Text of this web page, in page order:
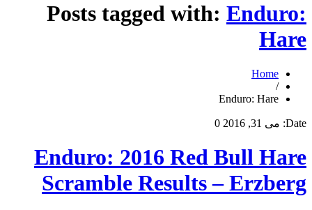
Posts tagged with: Enduro:
Hare
Home
/
Enduro: Hare
Date: می 31, 2016 0
Enduro: 2016 Red Bull Hare
Scramble Results – Erzberg